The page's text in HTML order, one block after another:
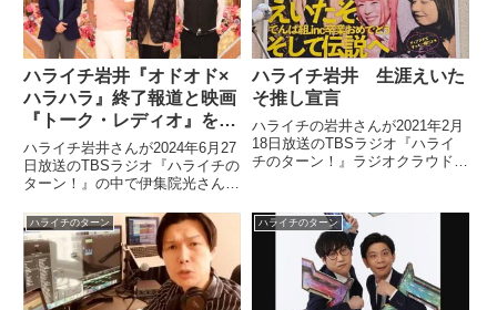
ハライチ岩井『オドオド×
ハラハラ』終了報道と映画
『トーク・レディオ』を語
る
ハライチ岩井さんが2024年6月27
日放送のTBSラジオ『ハライチの
ターン！』の中で伊集院光さんか
ンの映画『トーク・レディオ』を
見たことについてトーク。そこか
らハライチとオードリーのバラエ
ティ番組『オドオド×ハラハラ』
が終了すると報道されている件に
ハライチ岩井 生涯えいた
そ推し宣言
ハライチの岩井さんが2021年2月
18日放送のTBSラジオ『ハライ
チのターン！』ラジオクラウドの
てトーク。生涯えいたそ推し宣言
をしていました。
ハライチのターン ハライチのターン